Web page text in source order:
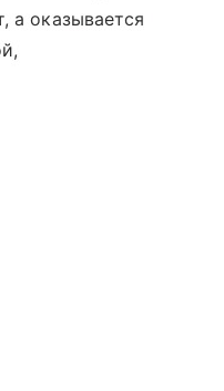
а оказывается